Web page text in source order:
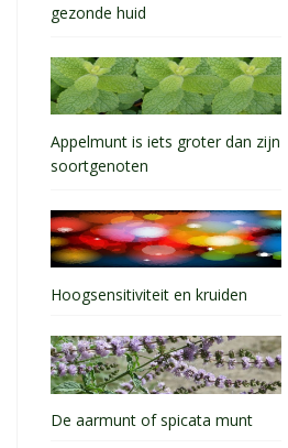
gezonde huid
Appelmunt is iets groter dan zijn
soortgenoten
Hoogsensitiviteit en kruiden
De aarmunt of spicata munt